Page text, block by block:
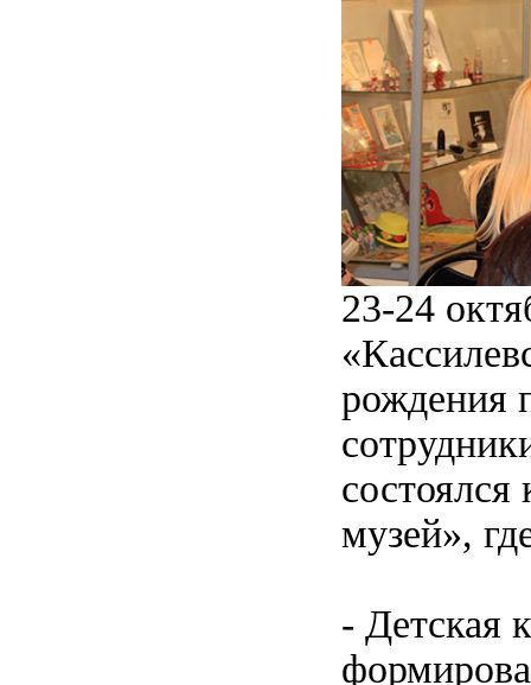
23-24
рождения
состоялся
музей»,
- Детская